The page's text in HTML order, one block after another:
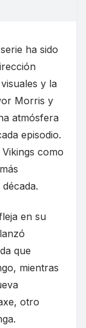
ha sido
y la
Morris y
atmósfera
episodio.
como
en su
que
mientras
otro